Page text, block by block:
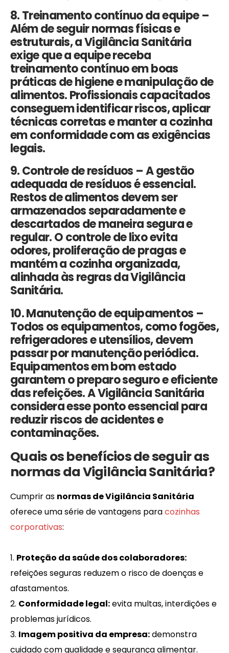
8. Treinamento contínuo da equipe –
Além de seguir normas físicas e
estruturais, aVigilância Sanitária
exige que a equipe receba
treinamento contínuoem boas
práticas de higiene e manipulação de
alimentos. Profissionais capacitados
conseguem identificar riscos, aplicar
técnicas corretas e manter a cozinha
em conformidade com as exigências
legais.
9. Controle de resíduos –A gestão
adequada de resíduos é essencial.
Restos de alimentos devem ser
armazenados separadamente e
descartados de maneira segura e
regular. O controle de lixo evita
odores, proliferação de pragas e
mantém a cozinha organizada,
alinhada às regras da Vigilância
Sanitária.
10. Manutenção de equipamentos –
Todos os equipamentos, como fogões,
refrigeradores e utensílios, devem
passar por manutenção periódica.
Equipamentos em bom estado
garantem o preparo seguro e eficiente
das refeições. A Vigilância Sanitária
considera esse ponto essencial para
reduzir riscos de acidentes e
contaminações.
Quais os benefícios de seguir as
normas da Vigilância Sanitária?
Cumprir as normas de Vigilância Sanitária
oferece uma série de vantagens paracozinhas
corporativas:
Proteção da saúde dos colaboradores:
refeições seguras reduzem o risco de doenças e
afastamentos.
Conformidade legal:evita multas, interdições e
problemas jurídicos.
Imagem positiva da empresa:demonstra
cuidado com qualidade e segurança alimentar.